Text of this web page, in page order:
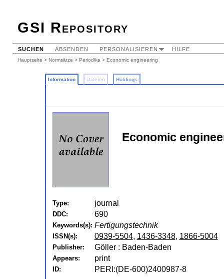
GSI Repository
SUCHEN ABSENDEN PERSONALISIEREN HILFE
Hauptseite > Normsätze > Periodika > Economic engineering
Information Dateien Holdings
Economic
Type: journal
DDC: 690
Keywords(s): Fertigungstechnik
ISSN(s): 0939-5504, 1436-3348, 1866-5004
Publisher: Göller : Baden-Baden
Appears: print
ID: PERI:(DE-600)2400987-8